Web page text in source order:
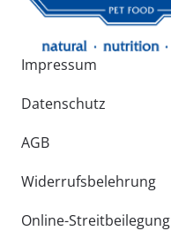
Impressum
Datenschutz
AGB
Widerrufsbelehrung
Online-Streitbeilegung